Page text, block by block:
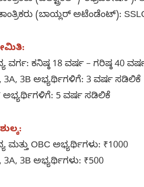
(ಬಾಯ್ಲರ್ ಅಟೆಂಡೆಂಟ್):
ವರ್ಗ: ಕನಿಷ್ಠ 18 ವರ್ಷ – ಗರಿಷ್ಠ 40
3A, 3B ಅಭ್ಯರ್ಥಿಗಳಿಗೆ: 3 ವರ್ಷ ಸಡಿಲಿಕೆ
ಅಭ್ಯರ್ಥಿಗಳಿಗೆ: 5 ವರ್ಷ ಸಡಿಲಿಕೆ
ಮತ್ತು OBC ಅಭ್ಯರ್ಥಿಗಳು: ₹1000
3A, 3B ಅಭ್ಯರ್ಥಿಗಳು: ₹500